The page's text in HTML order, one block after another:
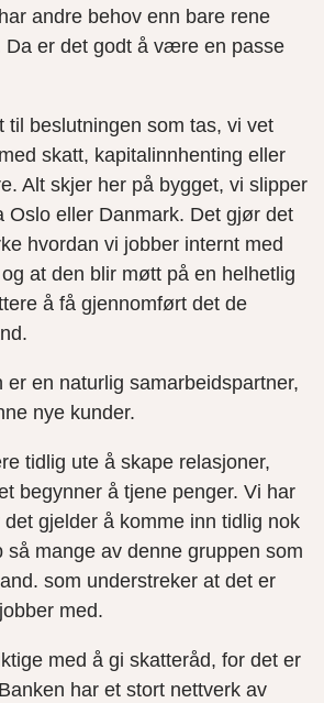
andre behov enn bare rene
Da er det godt å være en passe
beslutningen som tas, vi vet
skatt, kapitalinnhenting eller
Alt skjer her på bygget, vi slipper
Oslo eller Danmark. Det gjør det
hvordan vi jobber internt med
at den blir møtt på en helhetlig
å få gjennomført det de
er en naturlig samarbeidspartner,
nye kunder.
tidlig ute å skape relasjoner,
begynner å tjene penger. Vi har
gjelder å komme inn tidlig nok
så mange av denne gruppen som
som understreker at det er
med.
med å gi skatteråd, for det er
har et stort nettverk av